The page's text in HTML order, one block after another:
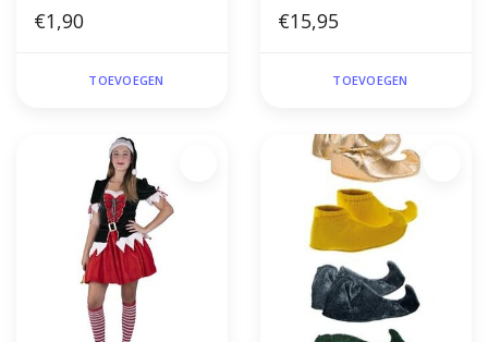
€1,90
TOEVOEGEN
€15,95
TOEVOEGEN